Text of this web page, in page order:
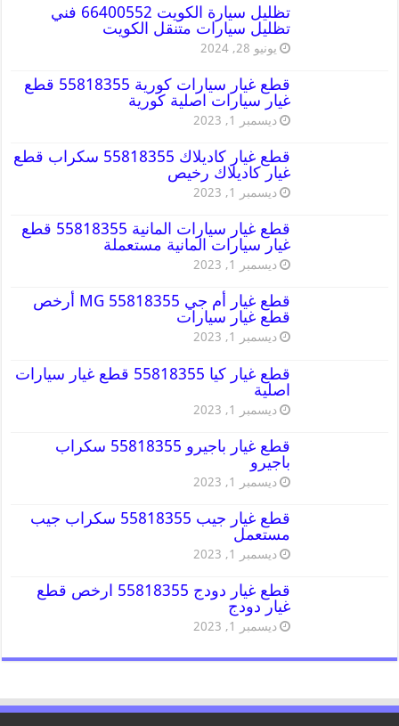
تظليل سيارة الكويت 66400552 فني
تظليل سيارات متنقل الكويت
يونيو 28, 2024
قطع غيار سيارات كورية 55818355 قطع
غيار سيارات اصلية كورية
ديسمبر 1, 2023
قطع غيار كاديلاك 55818355 سكراب قطع
غيار كاديلاك رخيص
ديسمبر 1, 2023
قطع غيار سيارات المانية 55818355 قطع
غيار سيارات المانية مستعملة
ديسمبر 1, 2023
قطع غيار أم جي MG 55818355 أرخص
قطع غيار سيارات
ديسمبر 1, 2023
قطع غيار كيا 55818355 قطع غيار سيارات
اصلية
ديسمبر 1, 2023
قطع غيار باجيرو 55818355 سكراب
باجيرو
ديسمبر 1, 2023
قطع غيار جيب 55818355 سكراب جيب
مستعمل
ديسمبر 1, 2023
قطع غيار دودج 55818355 ارخص قطع
غيار دودج
ديسمبر 1, 2023